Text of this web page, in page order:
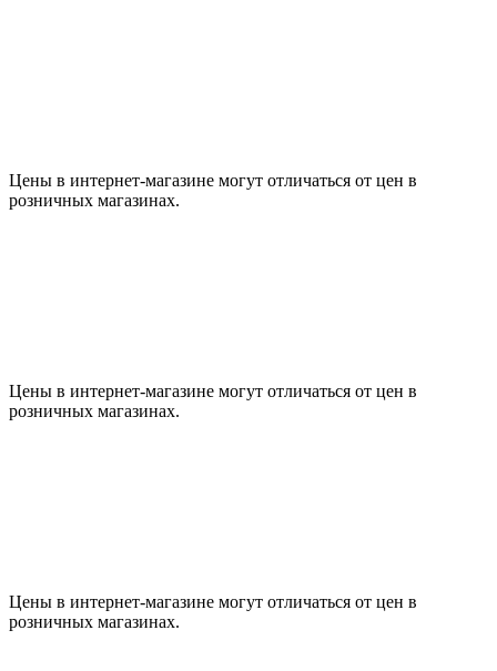
Цены в интернет-магазине могут отличаться от цен в
розничных магазинах.
Цены в интернет-магазине могут отличаться от цен в
розничных магазинах.
Цены в интернет-магазине могут отличаться от цен в
розничных магазинах.